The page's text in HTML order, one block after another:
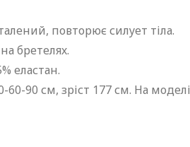
повторює силует тіла.
бретелях.
еластан.
90 см, зріст 177 см. На моделі